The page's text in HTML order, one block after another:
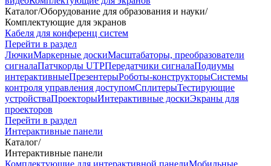
Каталог/Оборудование для образования и науки/
Комплектующие для экранов
Кабеля для конференц систем
Перейти в раздел
ЛючкиМаркерные доскиМасштабаторы, преобразователи
сигналаПатчкорды UTPПередатчики сигналаПодиумы
интерактивныеПрезентерыРоботы-конструкторыСистемы
контроля управления доступомСплитерыТестирующие
устройстваПроекторыИнтерактивные доскиЭкраны для
проекторов
Перейти в раздел
Интерактивные панели
Каталог/
Интерактивные панели
Комплектующие для интерактивной панелиМобильные